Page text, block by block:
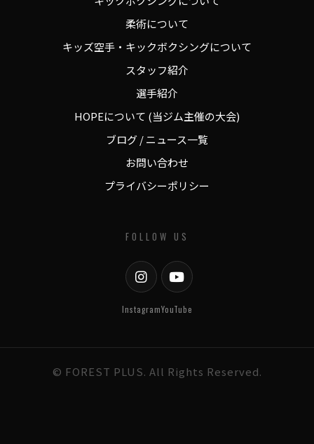
柔術について
キッズ空手・キックボクシングについて
スタッフ紹介
選手紹介
HOPEについて (当ジム主催の大会)
ブログ / ニュース一覧
お問い合わせ
プライバシーポリシー
FOLLOW US
InstagramYouTube
© FOREST PLUS. All Rights Reserved.